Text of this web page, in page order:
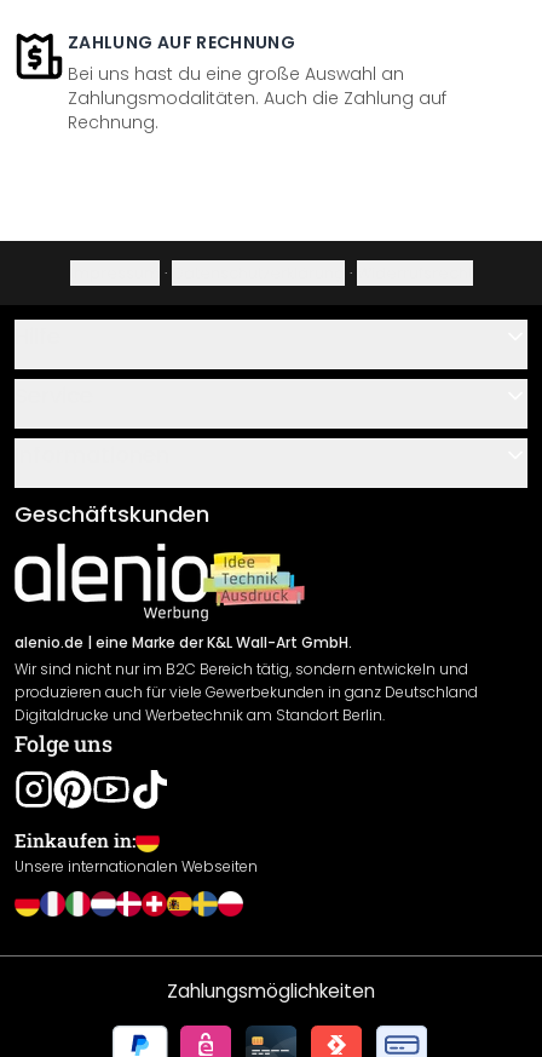
ZAHLUNG AUF RECHNUNG
Bei uns hast du eine große Auswahl an
Zahlungsmodalitäten. Auch die Zahlung auf
Rechnung.
· ·
Über uns
Klebe- und Montageanleitungen
Newsletter An-/Abmeldung
Sendungsverfolgung
AGB
Impressum
Versand & Zahlung
Rücksendung
Widerrufsrecht
Datenschutzerklärung
Gewährleistung
Leistungserklärung / CE-Zeichen
Cookie Einstellungen
Geschäftskunden
alenio.de | eine Marke der K&L Wall-Art GmbH.
Wir sind nicht nur im B2C Bereich tätig, sondern entwickeln und
produzieren auch für viele Gewerbekunden in ganz Deutschland
Digitaldrucke und Werbetechnik am Standort Berlin.
Folge uns
Einkaufen in:
Unsere internationalen Webseiten
Zahlungsmöglichkeiten